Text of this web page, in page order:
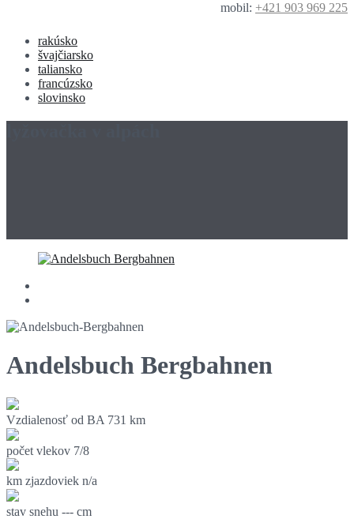
mobil: +421 903 969 225
rakúsko
švajčiarsko
taliansko
francúzsko
slovinsko
Andelsbuch Bergbahnen
Vzdialenosť od BA 731 km
počet vlekov 7/8
km zjazdoviek n/a
stav snehu --- cm